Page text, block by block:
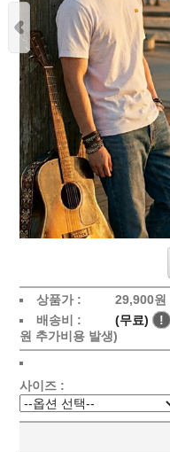
상품가 : 29,900원
배송비 : (무료) !
원 추가비용 발생)
사이즈 :